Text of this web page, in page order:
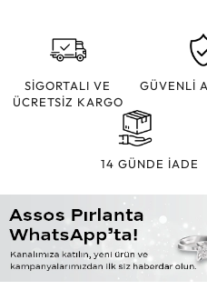
SİGORTALI VE
ÜCRETSİZ KARGO
GÜVENLİ
14 GÜNDE İADE